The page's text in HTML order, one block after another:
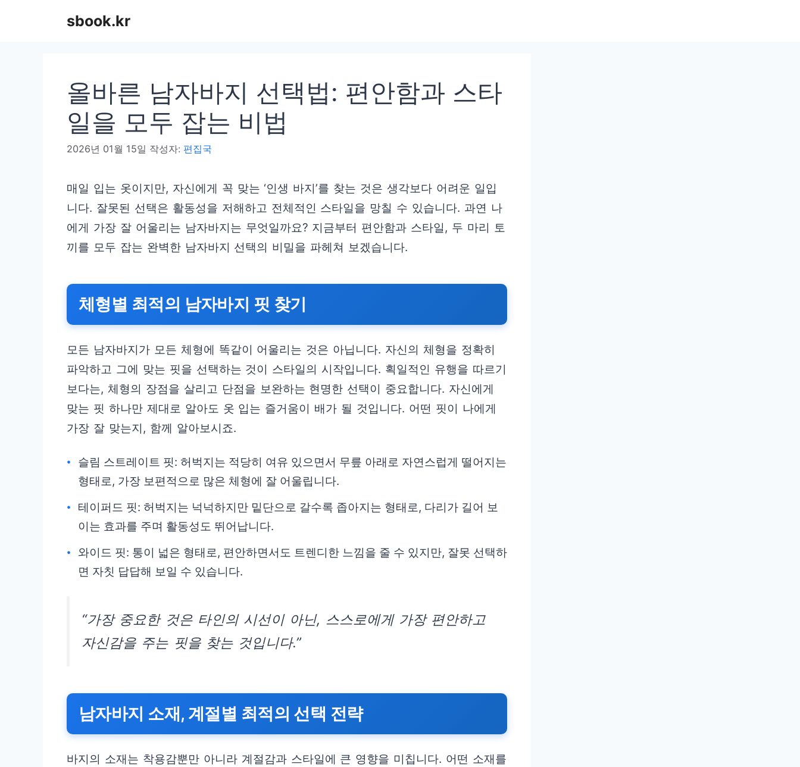
sbook.kr
올바른 남자바지 선택법: 편안함과 스타
일을 모두 잡는 비법
2026년 01월 15일 작성자: 편집국
매일 입는 옷이지만, 자신에게 꼭 맞는 ‘인생 바지’를 찾는 것은 생각보다 어려운 일입
니다. 잘못된 선택은 활동성을 저해하고 전체적인 스타일을 망칠 수 있습니다. 과연 나
에게 가장 잘 어울리는 남자바지는 무엇일까요? 지금부터 편안함과 스타일, 두 마리 토
끼를 모두 잡는 완벽한 남자바지 선택의 비밀을 파헤쳐 보겠습니다.
체형별 최적의 남자바지 핏 찾기
모든 남자바지가 모든 체형에 똑같이 어울리는 것은 아닙니다. 자신의 체형을 정확히
파악하고 그에 맞는 핏을 선택하는 것이 스타일의 시작입니다. 획일적인 유행을 따르기
보다는, 체형의 장점을 살리고 단점을 보완하는 현명한 선택이 중요합니다. 자신에게
맞는 핏 하나만 제대로 알아도 옷 입는 즐거움이 배가 될 것입니다. 어떤 핏이 나에게
가장 잘 맞는지, 함께 알아보시죠.
슬림 스트레이트 핏: 허벅지는 적당히 여유 있으면서 무릎 아래로 자연스럽게 떨어지는
형태로, 가장 보편적으로 많은 체형에 잘 어울립니다.
테이퍼드 핏: 허벅지는 넉넉하지만 밑단으로 갈수록 좁아지는 형태로, 다리가 길어 보
이는 효과를 주며 활동성도 뛰어납니다.
와이드 핏: 통이 넓은 형태로, 편안하면서도 트렌디한 느낌을 줄 수 있지만, 잘못 선택하
면 자칫 답답해 보일 수 있습니다.
“가장 중요한 것은 타인의 시선이 아닌, 스스로에게 가장 편안하고
자신감을 주는 핏을 찾는 것입니다.”
남자바지 소재, 계절별 최적의 선택 전략
바지의 소재는 착용감뿐만 아니라 계절감과 스타일에 큰 영향을 미칩니다. 어떤 소재를